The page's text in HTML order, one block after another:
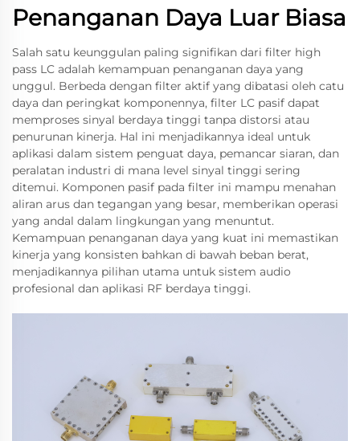
Penanganan Daya Luar Biasa
Salah satu keunggulan paling signifikan dari filter high
pass LC adalah kemampuan penanganan daya yang
unggul. Berbeda dengan filter aktif yang dibatasi oleh catu
daya dan peringkat komponennya, filter LC pasif dapat
memproses sinyal berdaya tinggi tanpa distorsi atau
penurunan kinerja. Hal ini menjadikannya ideal untuk
aplikasi dalam sistem penguat daya, pemancar siaran, dan
peralatan industri di mana level sinyal tinggi sering
ditemui. Komponen pasif pada filter ini mampu menahan
aliran arus dan tegangan yang besar, memberikan operasi
yang andal dalam lingkungan yang menuntut.
Kemampuan penanganan daya yang kuat ini memastikan
kinerja yang konsisten bahkan di bawah beban berat,
menjadikannya pilihan utama untuk sistem audio
profesional dan aplikasi RF berdaya tinggi.